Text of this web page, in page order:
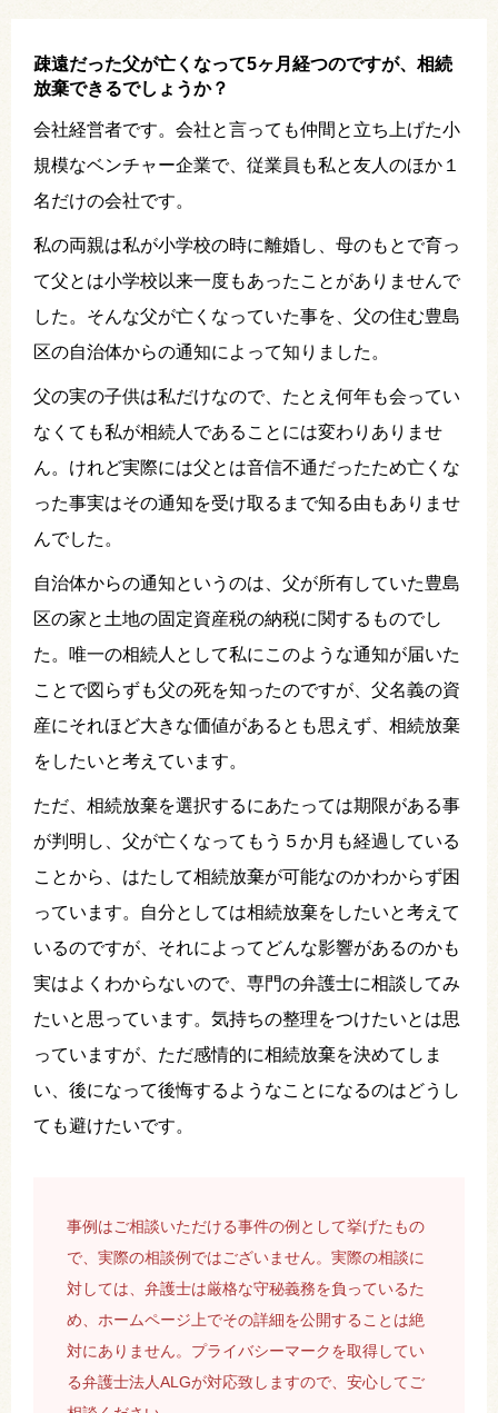
疎遠だった父が亡くなって5ヶ月経つのですが、相続
放棄できるでしょうか？
会社経営者です。会社と言っても仲間と立ち上げた小
規模なベンチャー企業で、従業員も私と友人のほか１
名だけの会社です。
私の両親は私が小学校の時に離婚し、母のもとで育っ
て父とは小学校以来一度もあったことがありませんで
した。そんな父が亡くなっていた事を、父の住む豊島
区の自治体からの通知によって知りました。
父の実の子供は私だけなので、たとえ何年も会ってい
なくても私が相続人であることには変わりありませ
ん。けれど実際には父とは音信不通だったため亡くな
った事実はその通知を受け取るまで知る由もありませ
んでした。
自治体からの通知というのは、父が所有していた豊島
区の家と土地の固定資産税の納税に関するものでし
た。唯一の相続人として私にこのような通知が届いた
ことで図らずも父の死を知ったのですが、父名義の資
産にそれほど大きな価値があるとも思えず、相続放棄
をしたいと考えています。
ただ、相続放棄を選択するにあたっては期限がある事
が判明し、父が亡くなってもう５か月も経過している
ことから、はたして相続放棄が可能なのかわからず困
っています。自分としては相続放棄をしたいと考えて
いるのですが、それによってどんな影響があるのかも
実はよくわからないので、専門の弁護士に相談してみ
たいと思っています。気持ちの整理をつけたいとは思
っていますが、ただ感情的に相続放棄を決めてしま
い、後になって後悔するようなことになるのはどうし
ても避けたいです。
事例はご相談いただける事件の例として挙げたもの
で、実際の相談例ではございません。実際の相談に
対しては、弁護士は厳格な守秘義務を負っているた
め、ホームページ上でその詳細を公開することは絶
対にありません。プライバシーマークを取得してい
る弁護士法人ALGが対応致しますので、安心してご